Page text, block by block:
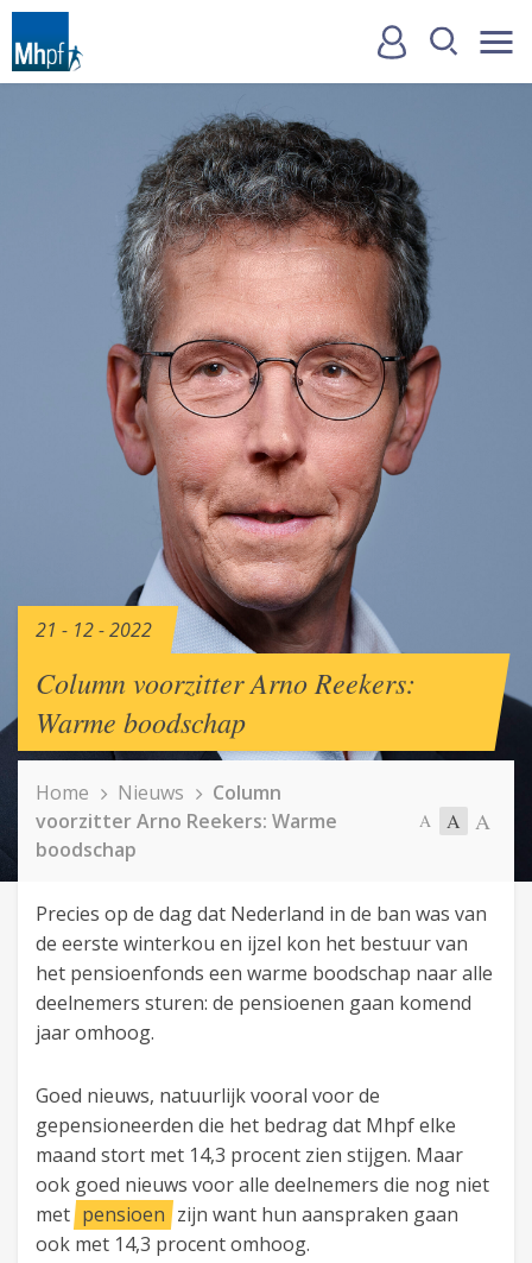
21 - 12 - 2022
Column voorzitter Arno Reekers:
Warme boodschap
Home Nieuws
Column
voorzitter Arno Reekers: Warme
boodschap
A A A
Precies op de dag dat Nederland in de ban was van
de eerste winterkou en ijzel kon het bestuur van
het pensioenfonds een warme boodschap naar alle
deelnemers sturen: de pensioenen gaan komend
jaar omhoog.
Goed nieuws, natuurlijk vooral voor de
gepensioneerden die het bedrag dat Mhpf elke
maand stort met 14,3 procent zien stijgen. Maar
ook goed nieuws voor alle deelnemers die nog niet
met pensioen zijn want hun aanspraken gaan
ook met 14,3 procent omhoog.